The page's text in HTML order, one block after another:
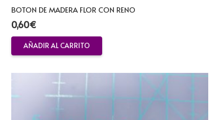
BOTON DE MADERA FLOR CON RENO
0,60€
AÑADIR AL CARRITO